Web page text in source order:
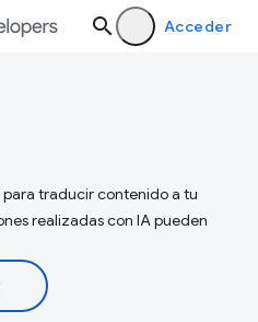
Acceder
traducir contenido a tu
realizadas con IA pueden